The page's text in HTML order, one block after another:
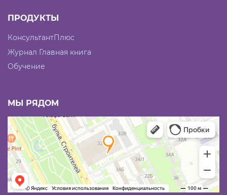
ПРОДУКТЫ
КонсультантПлюс
Журнал Главная книга
Обучение
МЫ РЯДОМ